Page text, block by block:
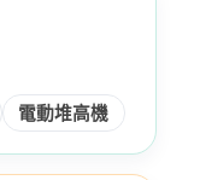
電動堆高機